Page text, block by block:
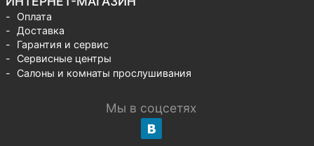
Оплата
Доставка
Гарантия и сервис
Сервисные центры
Салоны и комнаты прослушивания
Мы в соцсетях